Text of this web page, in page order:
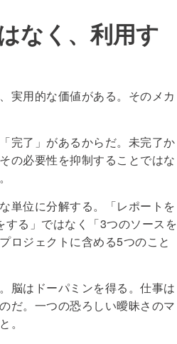
なく、利用す
実用的な価値がある。そのメカ
完了」があるからだ。未完了か
の必要性を抑制することではな
単位に分解する。「レポートを
る」ではなく「3つのソースを
ロジェクトに含める5つのこと
脳はドーパミンを得る。仕事は
だ。一つの恐ろしい曖昧さのマ
。